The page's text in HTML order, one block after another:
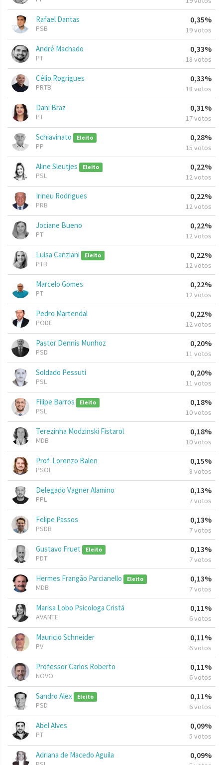
Rafael Dantas
PSB
0,35%
19 votos
André Machado
PT
0,33%
18 votos
Célio Rogrigues
PRTB
0,33%
18 votos
Dani Braz
PT
0,31%
17 votos
Schiavinato Eleito
PP
0,28%
15 votos
Aline Sleutjes Eleito
PSL
0,22%
12 votos
Irineu Rodrigues
PRB
0,22%
12 votos
Jociane Bueno
PT
0,22%
12 votos
Luisa Canziani Eleito
PTB
0,22%
12 votos
Marcelo Gomes
PT
0,22%
12 votos
Pedro Martendal
PODE
0,22%
12 votos
Pastor Dennis Munhoz
PSD
0,20%
11 votos
Soldado Pessuti
PSL
0,20%
11 votos
Filipe Barros Eleito
PSL
0,18%
10 votos
Terezinha Modzinski Fistarol
MDB
0,18%
10 votos
Prof. Lorenzo Balen
PSOL
0,15%
8 votos
Delegado Vagner Alamino
PPL
0,13%
7 votos
Felipe Passos
PSDB
0,13%
7 votos
Gustavo Fruet Eleito
PDT
0,13%
7 votos
Hermes Frangão Parcianello Eleito
MDB
0,13%
7 votos
Marisa Lobo Psicologa Cristã
AVANTE
0,11%
6 votos
Mauricio Schneider
PV
0,11%
6 votos
Professor Carlos Roberto
NOVO
0,11%
6 votos
Sandro Alex Eleito
PSD
0,11%
6 votos
Abel Alves
PT
0,09%
5 votos
Adriana de Macedo Aguila 0,09%